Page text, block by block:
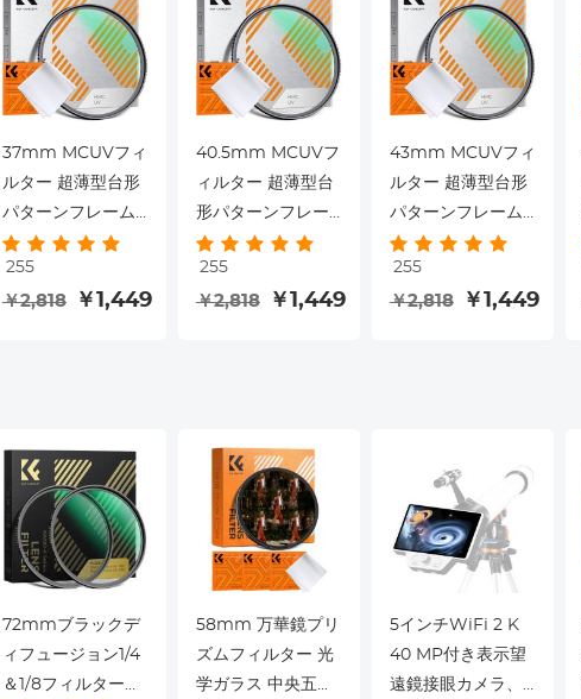
37mm MCUVフィ
ルター 超薄型台形
パターンフレーム
真空クリーニング
クロスNano-Klear
シリーズでコーテ
255
￥2,818 ￥1,449
40.5mm MCUVフ
ィルター 超薄型台
形パターンフレー
ム 真空クリーニン
グクロスNano-
Klearシリーズでコ
255
￥2,818 ￥1,449
43mm MCUVフィ
ルター 超薄型台形
パターンフレーム
真空クリーニング
クロスNano-Klear
シリーズでコーテ
255
￥2,818 ￥1,449
72mmブラックデ
ィフュージョン1/4
＆1/8フィルターキ
58mm 万華鏡プリ
ズムフィルター 光
学ガラス 中央五角
5インチWiFi 2 K
40 MP付き表示望
遠鏡接眼カメラ、